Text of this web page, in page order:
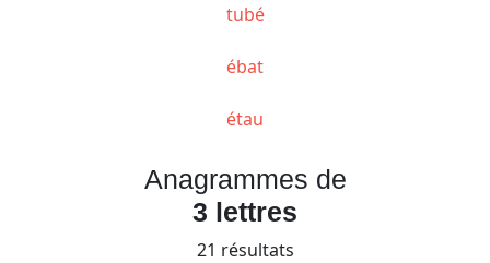
tubé
ébat
étau
Anagrammes de
3 lettres
21 résultats